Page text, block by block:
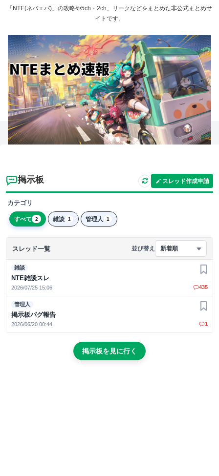
「NTE(ネバエバ)」の攻略や5ch・2ch、リークなどをまとめた非公式まとめサ
イトです。
掲示板 スレッド作成申請
カテゴリ
すべて 2 雑談 1 管理人 1
スレッド一覧 並び替え 新着順
雑談
NTE雑談スレ
2026/07/25 15:06
お気
435
管理人
掲示板バグ報告
2026/06/20 00:44
お気
1
掲示板を見に行く